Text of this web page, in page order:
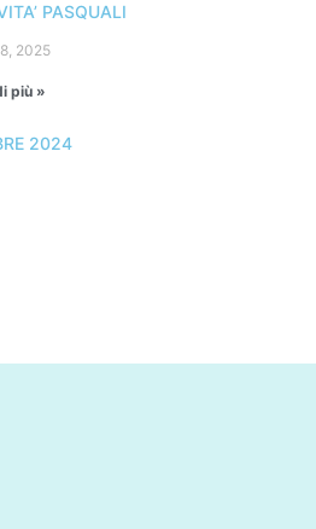
PASQUALI
2025
più »
2024